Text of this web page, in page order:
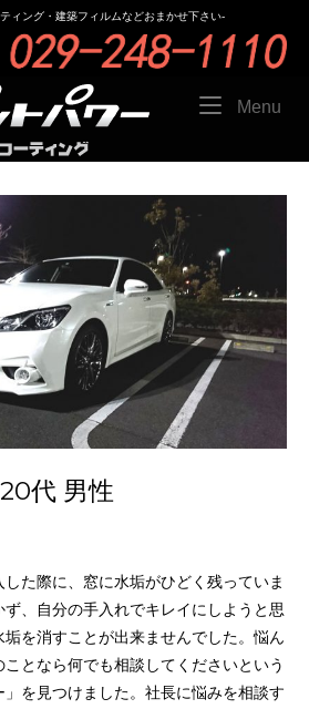
ィング・建築フィルムなどおまかせ下さい-
Menu
代 男性
た際に、窓に水垢がひどく残っていま
ず、自分の手入れでキレイにしようと思
を消すことが出来ませんでした。悩ん
となら何でも相談してくださいという
を見つけました。社長に悩みを相談す